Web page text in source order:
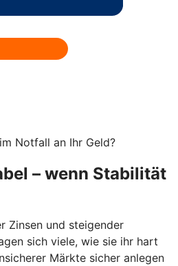
Notfall an Ihr Geld?
– wenn Stabilität
Zinsen und steigender
sich viele, wie sie ihr hart
Märkte sicher anlegen